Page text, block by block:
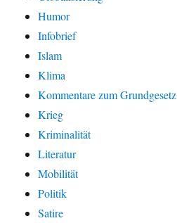
Humor
Infobrief
Islam
Klima
Kommentare zum Grundgesetz
Krieg
Kriminalität
Literatur
Mobilität
Politik
Satire